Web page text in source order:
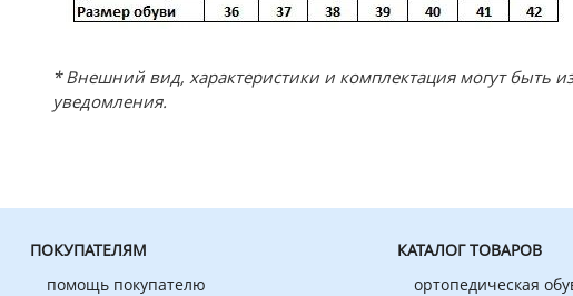
* Внешний вид, характеристики и комплектация могут быть
уведомления.
ПОКУПАТЕЛЯМ
помощь покупателю
КАТАЛОГ ТОВАРОВ
ортопедическая